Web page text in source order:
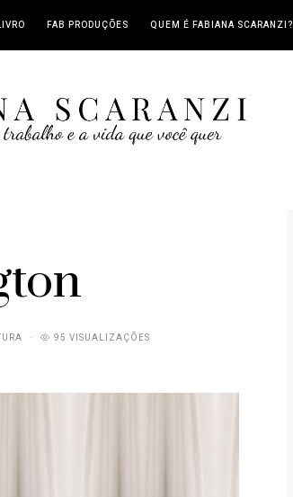
FAB PRODUÇÕES QUEM É FABIANA SCARANZI?
95 VISUALIZAÇÕES